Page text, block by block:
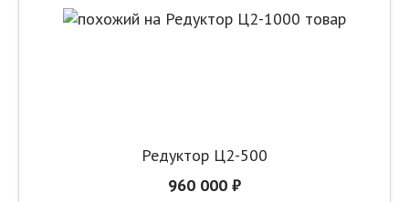
Редуктор Ц2-500
960 000 ₽